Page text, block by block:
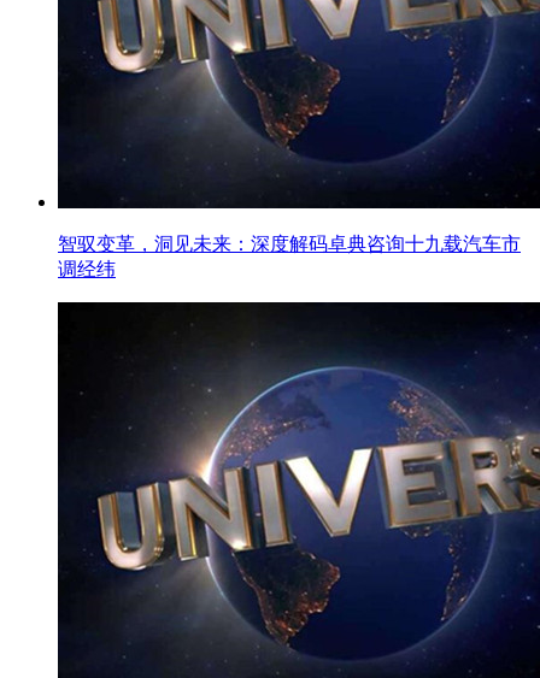
智驭变革，洞见未来：深度解码卓典咨询十九载汽车市
调经纬